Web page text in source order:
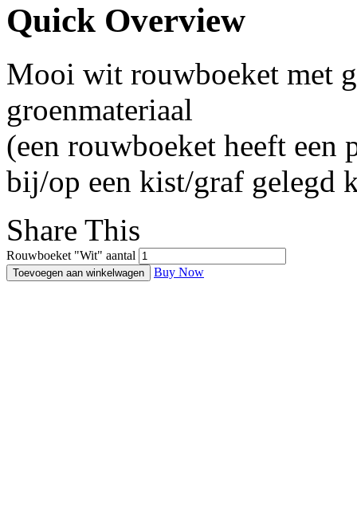
Quick Overview
Mooi wit rouwboeket met
groenmateriaal
(een rouwboeket heeft een
bij/op een kist/graf gelegd
Share This
Rouwboeket "Wit" aantal
Toevoegen aan winkelwagen Buy Now